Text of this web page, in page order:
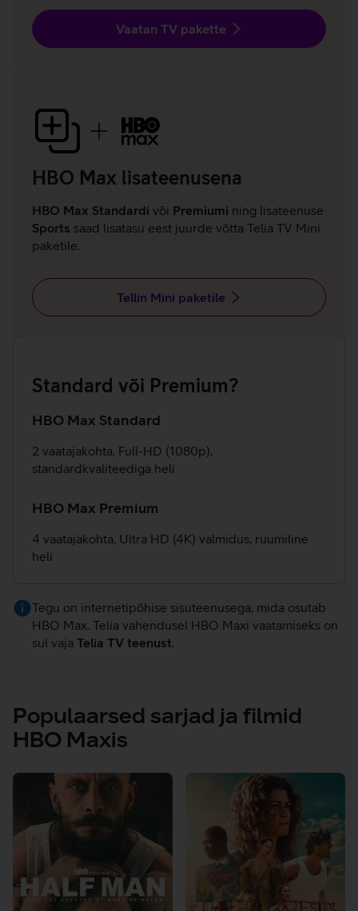
Vaatan TV pakette
HBO Max lisateenusena
HBO Max Standardi või Premiumi ning lisateenuse
Sports saad lisatasu eest juurde võtta Telia TV Mini
paketile.
Tellin Mini paketile
Standard või Premium?
HBO Max Standard
2 vaatajakohta, Full-HD (1080p),
standardkvaliteediga heli
HBO Max Premium
4 vaatajakohta, Ultra HD (4K) valmidus, ruumiline
heli
Tegu on internetipõhise sisuteenusega, mida osutab
HBO Max. Telia vahendusel HBO Maxi vaatamiseks on
sul vaja Telia TV teenust.
Populaarsed sarjad ja filmid
HBO Maxis